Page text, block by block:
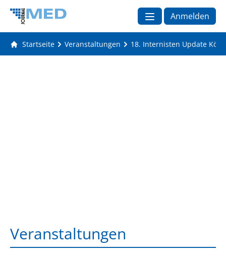
Anmelden
Startseite Veranstaltungen 18. Internisten Update Köln
Veranstaltungen